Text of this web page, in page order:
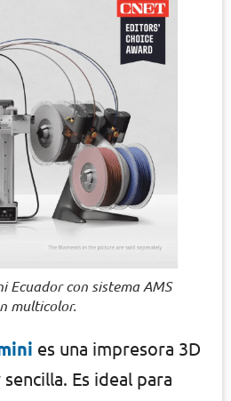
Ecuador con sistema AMS
multicolor.
es una impresora 3D
Es ideal para